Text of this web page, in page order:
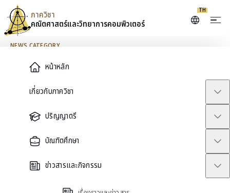
หน้าหลัก
เกี่ยวกับภาควิชา
ปริญญาตรี
บัณฑิตศึกษา
ข่าวสารและกิจกรรม
ภาควิชา
คณิตศาสตร์และวิทยาการคอมพิวเตอร์
TH
Skip to content
NEWS CATEGORY
APAM
ข่าวประชาสัมพันธ์Undergraduate ประกา
APAM 2026